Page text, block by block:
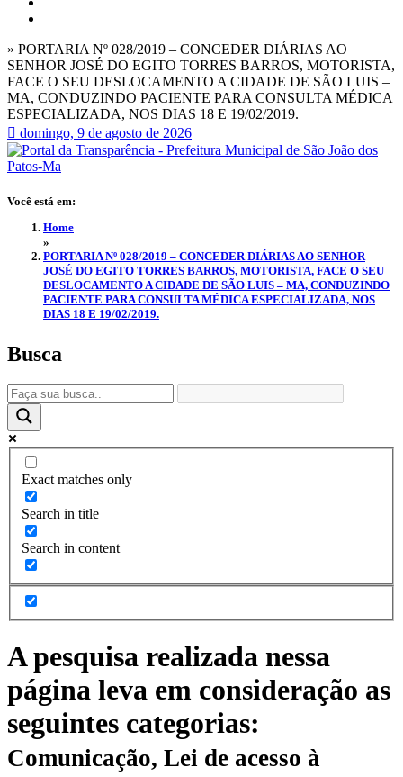
» PORTARIA Nº 028/2019 – CONCEDER DIÁRIAS AO
SENHOR JOSÉ DO EGITO TORRES BARROS, MOTORISTA,
FACE O SEU DESLOCAMENTO A CIDADE DE SÃO LUIS –
MA, CONDUZINDO PACIENTE PARA CONSULTA MÉDICA
ESPECIALIZADA, NOS DIAS 18 E 19/02/2019.
domingo, 9 de agosto de 2026
Você está em:
Home
»
PORTARIA Nº 028/2019 – CONCEDER DIÁRIAS AO SENHOR
JOSÉ DO EGITO TORRES BARROS, MOTORISTA, FACE O SEU
DESLOCAMENTO A CIDADE DE SÃO LUIS – MA, CONDUZINDO
PACIENTE PARA CONSULTA MÉDICA ESPECIALIZADA, NOS
DIAS 18 E 19/02/2019.
Busca
Exact matches only
Search in title
Search in content
A pesquisa realizada nessa
página leva em consideração as
seguintes categorias:
Comunicação, Lei de acesso à